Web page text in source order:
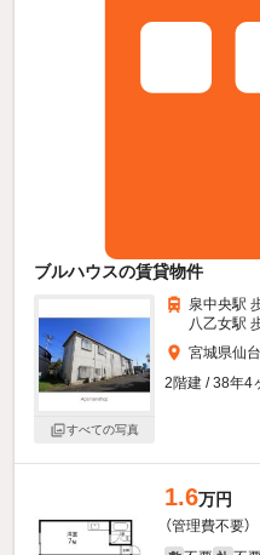
ブルハウスの賃貸物件
すべての写真
泉中央駅
八乙女駅
宮城県仙
2階建 / 38年4
1.6万円
（管理費不要）